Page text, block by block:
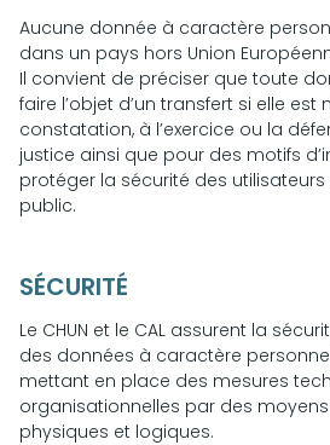
Aucune donnée à caractère
dans un pays hors Union
Il convient de préciser que toute
faire l’objet d’un transfert si elle est
constatation, à l’exercice ou la
justice ainsi que pour des motifs
protéger la sécurité des
public.
SÉCURITÉ
Le CHUN et le CAL assurent la
des données à caractère
mettant en place des mesures
organisationnelles par des
physiques et logiques.